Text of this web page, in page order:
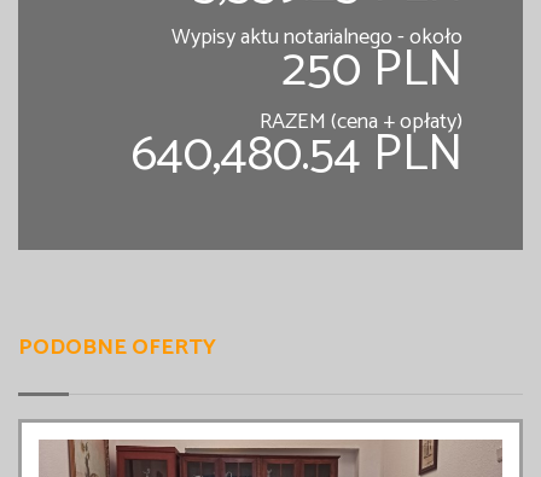
Wypisy aktu notarialnego - około
250 PLN
RAZEM (cena + opłaty)
640,480.54 PLN
PODOBNE OFERTY